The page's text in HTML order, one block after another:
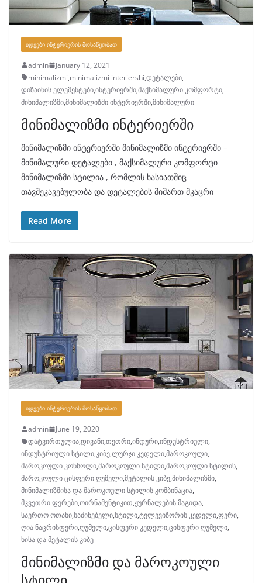
ᲘᲓᲔᲔᲑᲘ ᲘᲜᲢᲔᲠᲘᲔᲠᲘᲡ ᲛᲝᲡᲐᲬᲧᲝᲑᲐᲗ
admin
January 12, 2021
minimalizmi,minimalizmi interiershi,დეტალები,
დიზაინის ელემენტები,ინტერიერში,მაქსიმალური კომფორტი,
მინიმალიზმი,მინიმალიზმი ინტერიერში,მინიმალური
მინიმალიზმი ინტერიერში
მინიმალიზმი ინტერიერში მინიმალიზმი ინტერიერში –
მინიმალური დეტალები , მაქსიმალური კომფორტი
მინიმალიზმი სტილია , რომლის ხასიათშიც
თავშეკავებულობა და დეტალების მიმართ მკაცრი
Read More
ᲘᲓᲔᲔᲑᲘ ᲘᲜᲢᲔᲠᲘᲔᲠᲘᲡ ᲛᲝᲡᲐᲬᲧᲝᲑᲐᲗ
admin
June 19, 2020
დატვირთულია,დივანი,თეთრი,ინდური,ინდუსტრიული,
ინდუსტრიული სტილი,კიბე,ლურჯი კედელი,მაროკოული,
მაროკოული კონსოლი,მაროკოული სტილი,მაროკოული სტილის,
მაროკოული ცისფერი ღუმელი,მეტალის კიბე,მინიმალიზმი,
მინიმალიზმისა და მაროკოული სტილის კომბინაცია,
მკვეთრი ფერები,ოირნამენტიკით,ჟურნალების მაგიდა,
საერთო ოთახი,საძინებელი,სტილი,ტელევიზორის კედელი,ფერი,
ღია ნაცრისფერი,ღუმელი,ცისფერი კედელი,ცისფერი ღუმელი,
ხისა და მეტალის კიბე
მინიმალიზმი და მაროკოული